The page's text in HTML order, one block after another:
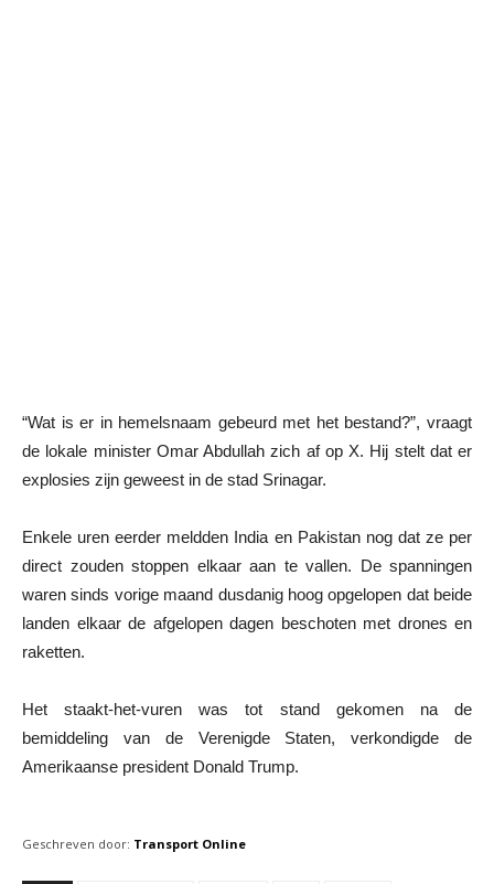
“Wat is er in hemelsnaam gebeurd met het bestand?”, vraagt
de lokale minister Omar Abdullah zich af op X. Hij stelt dat er
explosies zijn geweest in de stad Srinagar.
Enkele uren eerder meldden India en Pakistan nog dat ze per
direct zouden stoppen elkaar aan te vallen. De spanningen
waren sinds vorige maand dusdanig hoog opgelopen dat beide
landen elkaar de afgelopen dagen beschoten met drones en
raketten.
Het staakt-het-vuren was tot stand gekomen na de
bemiddeling van de Verenigde Staten, verkondigde de
Amerikaanse president Donald Trump.
Geschreven door: Transport Online